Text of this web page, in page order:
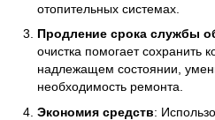
отопительных системах.
Продление срока службы
очистка помогает сохранить
надлежащем состоянии,
необходимость ремонта.
Экономия средств: